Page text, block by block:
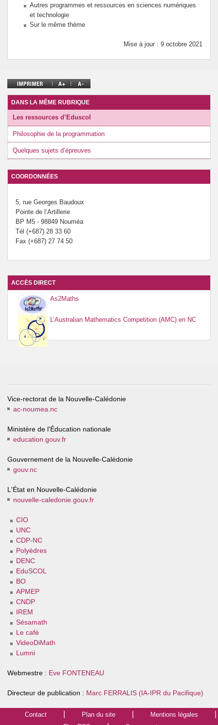
Autres programmes et ressources en sciences numériques
et technologie
Sur le même thème
Mise à jour : 9 octobre 2021
DANS LA MÊME RUBRIQUE
Les ressources d’Eduscol
Philosophie de la programmation
Quelques sujets d’épreuves
COORDONNÉES
5, rue Georges Baudoux
Pointe de l’Artillerie
BP M5 - 98849 Nouméa
Tél (+687) 28 33 60
Fax (+687) 27 74 50
ACCÈS DIRECT
As2Maths
L’Australian Mathematics Competition (AMC) en NC
Vice-rectorat de la Nouvelle-Calédonie
ac-noumea.nc
Ministère de l'Éducation nationale
education.gouv.fr
Gouvernement de la Nouvelle-Calédonie
gouv.nc
L'État en Nouvelle-Calédonie
nouvelle-caledonie.gouv.fr
CIO
UNC
CDP-NC
Polyèdres
DENC
EduSCOL
BO
APMEP
CNDP
IREM
Sésamath
Le café
VideoDiMath
Lumni
Webmestre : Eve FONTENEAU
Directeur de publication : Marc FERRALIS (IA-IPR du Pacifique)
Contact Plan du site
Mentions légales